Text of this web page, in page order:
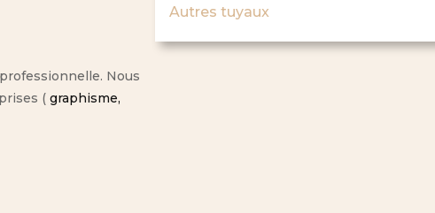
Autres tuyaux
Nous
(graphisme,